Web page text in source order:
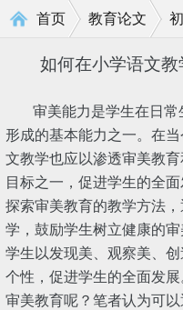
首页 教育论文
如何在小学语文教
审美能力是学生在日
形成的基本能力之一。在
文教学也应以渗透审美教
目标之一，促进学生的全
探索审美教育的教学方法
学，鼓励学生树立健康的
学生以发现美、观察美、
个性，促进学生的全面发
审美教育呢？笔者认为可以